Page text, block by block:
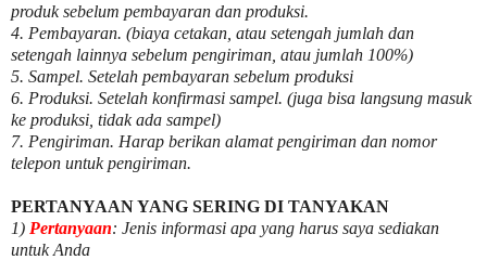
produk sebelum pembayaran dan produksi.
4. Pembayaran. (biaya cetakan, atau setengah jumlah dan
setengah lainnya sebelum pengiriman, atau jumlah 100%)
5. Sampel. Setelah pembayaran sebelum produksi
6. Produksi. Setelah konfirmasi sampel. (juga bisa langsung masuk
ke produksi, tidak ada sampel)
7. Pengiriman. Harap berikan alamat pengiriman dan nomor
telepon untuk pengiriman.
PERTANYAAN YANG SERING DI TANYAKAN
1) Pertanyaan: Jenis informasi apa yang harus saya sediakan
untuk Anda